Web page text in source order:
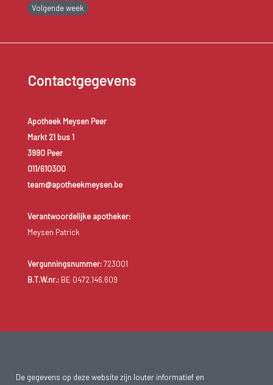
Volgende week
Contactgegevens
Apotheek Meysen Peer
Markt 21 bus 1
3990 Peer
011/610300
team@apotheekmeysen.be
Verantwoordelijke apotheker:
Meysen Patrick
Vergunningsnummer:723001
B.T.W.nr.:BE 0472.146.609
De gegevens op deze website zijn louter informatief en